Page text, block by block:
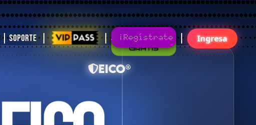
Ingresa
¡Regístrate!¡Únete Ya!
Gratis
Soporte
EICO®